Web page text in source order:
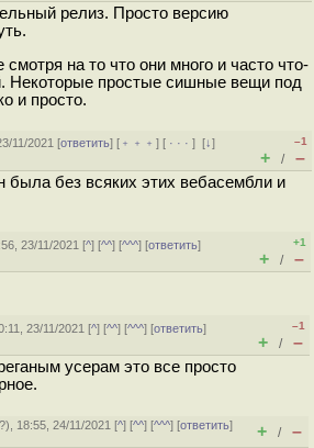
релиз. Просто версию
на то что они много и часто что-
Некоторые простые сишные вещи под
и просто.
11/2021 [ответить] [ ﹢﹢﹢] [ · · ·][↓]
–1
+ / –
была без всяких этих вебасембли и
23/11/2021 [^] [^^] [^^^] [ответить]
+1
+ / –
23/11/2021 [^] [^^] [^^^] [ответить]
–1
+ / –
усерам это все просто
?), 18:55, 24/11/2021 [^] [^^] [^^^] [ответить]
+ / –